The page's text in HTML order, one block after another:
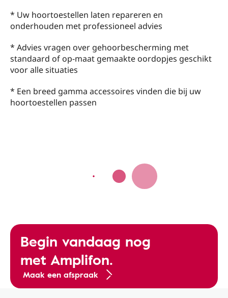
* Uw hoortoestellen laten repareren en
onderhouden met professioneel advies
* Advies vragen over gehoorbescherming met
standaard of op-maat gemaakte oordopjes geschikt
voor alle situaties
* Een breed gamma accessoires vinden die bij uw
hoortoestellen passen
Begin vandaag nog
met Amplifon.
Maak een afspraak